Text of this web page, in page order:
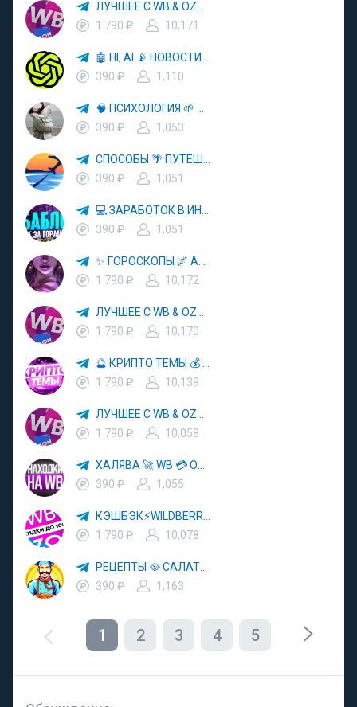
1 790 ₽
10,171
390 ₽
1,110
390 ₽
1,053
390 ₽
1,051
390 ₽
1,051
1 790 ₽
10,172
1 790 ₽
10,170
1 790 ₽
10,139
1 790 ₽
10,058
390 ₽
1,055
1 790 ₽
10,078
390 ₽
1,163
1 2 3 4 5